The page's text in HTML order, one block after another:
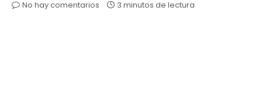
No hay comentarios
3 minutos de lectura